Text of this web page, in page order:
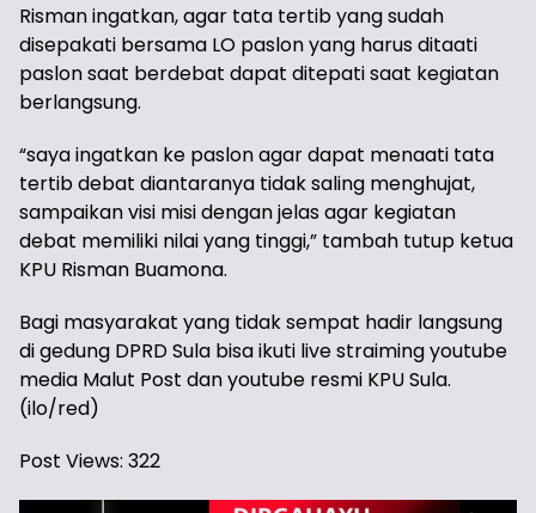
Risman ingatkan, agar tata tertib yang sudah
disepakati bersama LO paslon yang harus ditaati
paslon saat berdebat dapat ditepati saat kegiatan
berlangsung.
“saya ingatkan ke paslon agar dapat menaati tata
tertib debat diantaranya tidak saling menghujat,
sampaikan visi misi dengan jelas agar kegiatan
debat memiliki nilai yang tinggi,” tambah tutup ketua
KPU Risman Buamona.
Bagi masyarakat yang tidak sempat hadir langsung
di gedung DPRD Sula bisa ikuti live straiming youtube
media Malut Post dan youtube resmi KPU Sula.
(ilo/red)
Post Views: 322